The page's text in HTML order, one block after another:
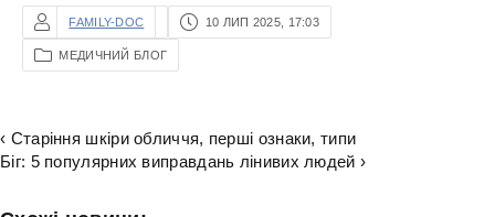
FAMILY-DOC 10 ЛИП 2025, 17:03
МЕДИЧНИЙ БЛОГ
‹ Старіння шкіри обличчя, перші ознаки, типи
Біг: 5 популярних виправдань лінивих людей ›